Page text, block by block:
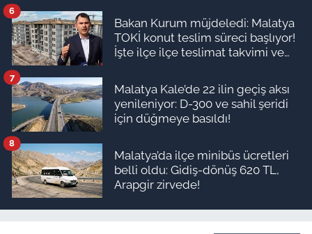
Bakan Kurum müjdeledi: Malatya
TOKİ konut teslim süreci başlıyor!
İşte ilçe ilçe teslimat takvimi ve
6
Malatya Kale’de 22 ilin geçiş aksı
yenileniyor: D-300 ve sahil şeridi
için düğmeye basıldı!
7
Malatya’da ilçe minibüs ücretleri
belli oldu: Gidiş-dönüş 620 TL,
Arapgir zirvede!
8